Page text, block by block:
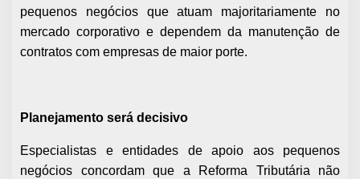
pequenos negócios que atuam majoritariamente no
mercado corporativo e dependem da manutenção de
contratos com empresas de maior porte.
Planejamento será decisivo
Especialistas e entidades de apoio aos pequenos
negócios concordam que a Reforma Tributária não